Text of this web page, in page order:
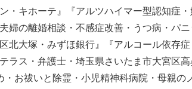
・キホーテ』『アルツハイマー型認知症・
婦の離婚相談・不感症改善・うつ病・パニ
北大塚・みずほ銀行』『アルコール依存
ラス・弁護士・埼玉県さいたま市大宮区高
お祓いと除霊・小児精神科病院・母親の